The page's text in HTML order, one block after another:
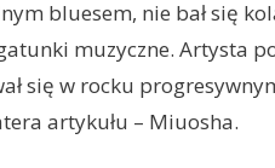
bluesem, nie bał się
muzyczne. Artysta
się w rocku
artykułu – Miuosha.